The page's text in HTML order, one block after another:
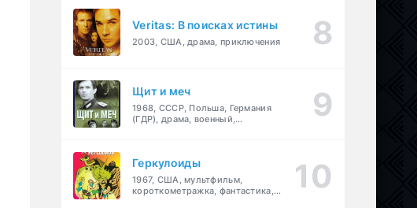
Veritas: В поисках истины
2003, США, драма, приключения
Щит и меч
1968, СССР, Польша, Германия
(ГДР), драма, военный,
Геркулоиды
1967, США, мультфильм,
короткометражка, фантастика,